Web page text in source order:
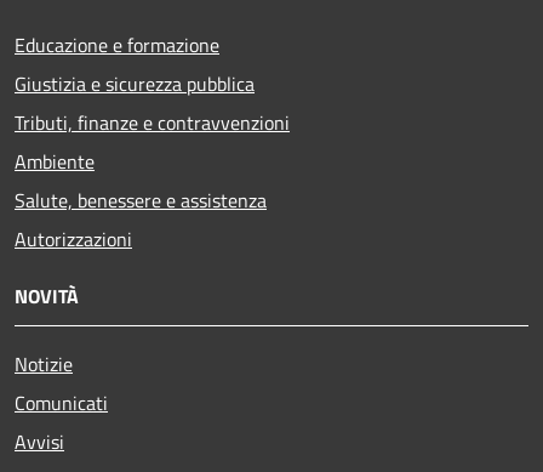
Educazione e formazione
Giustizia e sicurezza pubblica
Tributi, finanze e contravvenzioni
Ambiente
Salute, benessere e assistenza
Autorizzazioni
NOVITÀ
Notizie
Comunicati
Avvisi